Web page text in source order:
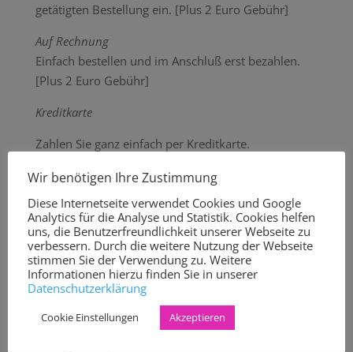
getätigten Bestellung ein. [Plus 2 Euro Gebühr]
Auf Rechnung
Einfach bestellen und im Anschluß erst bezahlen.
[Plus 2 Euro Gebühr]
Kreditkarte
Zahlen Sie ganz einfach per Kreditkarte.
PayPal
Noch schneller und sicherer bezahlen mit ihrem
PayPal-Konto.
Vorkasse
Kostenloser Versand innerhalb Deutschlands (Außer
Express-Versand)
Wir benötigen Ihre Zustimmung
Diese Internetseite verwendet Cookies und Google
Analytics für die Analyse und Statistik. Cookies helfen
uns, die Benutzerfreundlichkeit unserer Webseite zu
verbessern. Durch die weitere Nutzung der Webseite
stimmen Sie der Verwendung zu. Weitere
Informationen hierzu finden Sie in unserer
Datenschutzerklärung
Cookie Einstellungen Akzeptieren